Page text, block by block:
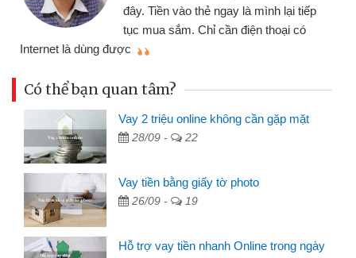
đây. Tiền vào thẻ ngay là mình lại tiếp
tục mua sắm. Chỉ cần điện thoại có
Internet là dùng được
Có thể bạn quan tâm?
Vay 2 triệu online không cần gặp mặt
28/09 - 22
Vay tiền bằng giấy tờ photo
26/09 - 19
Hỗ trợ vay tiền nhanh Online trong ngày